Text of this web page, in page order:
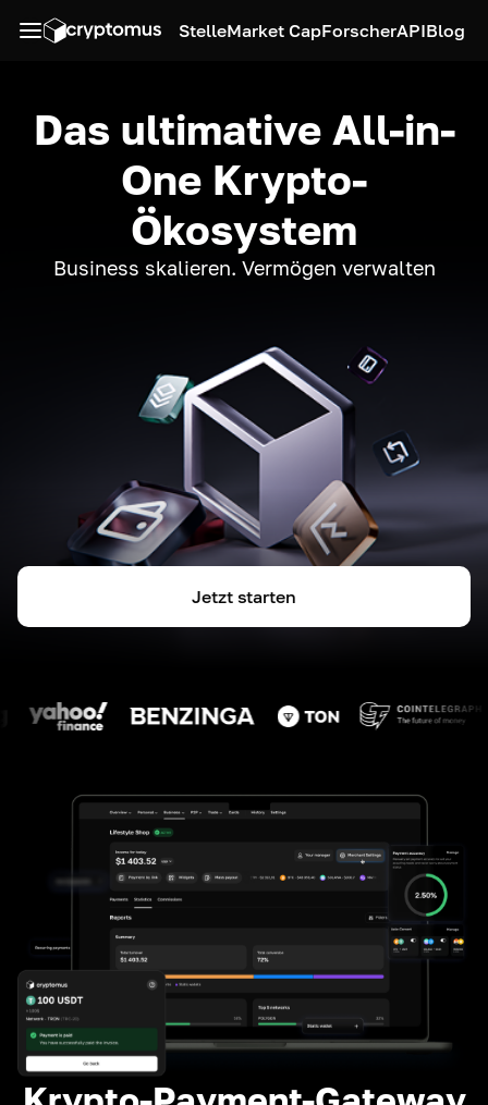
StelleMarket CapForscherAPIBlog
Das ultimative All-in-
One Krypto-
Ökosystem
Business skalieren. Vermögen verwalten
Jetzt starten